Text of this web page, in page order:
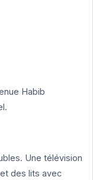
Habib
Une télévision
des lits avec